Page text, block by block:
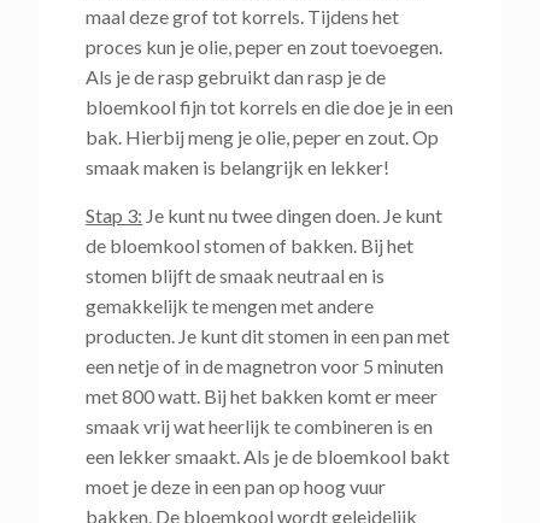
maal deze grof tot korrels. Tijdens het
proces kun je olie, peper en zout toevoegen.
Als je de rasp gebruikt dan rasp je de
bloemkool fijn tot korrels en die doe je in een
bak. Hierbij meng je olie, peper en zout. Op
smaak maken is belangrijk en lekker!
Stap 3: Je kunt nu twee dingen doen. Je kunt
de bloemkool stomen of bakken. Bij het
stomen blijft de smaak neutraal en is
gemakkelijk te mengen met andere
producten. Je kunt dit stomen in een pan met
een netje of in de magnetron voor 5 minuten
met 800 watt. Bij het bakken komt er meer
smaak vrij wat heerlijk te combineren is en
een lekker smaakt. Als je de bloemkool bakt
moet je deze in een pan op hoog vuur
bakken. De bloemkool wordt geleidelijk